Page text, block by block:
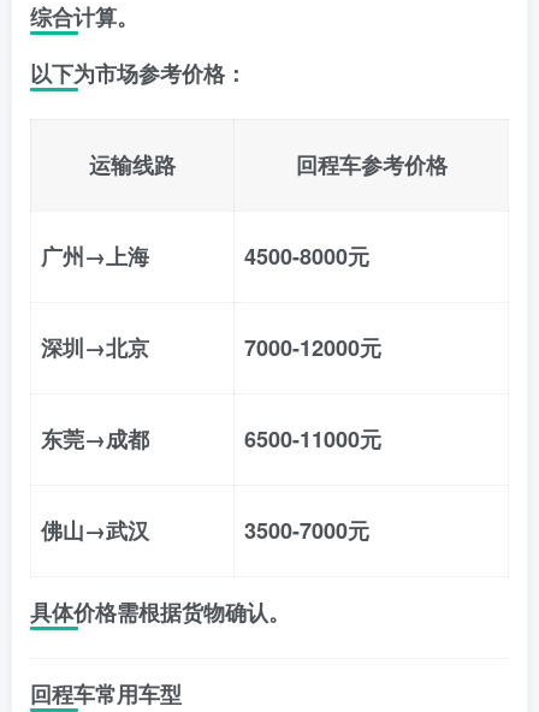
综合计算。
以下为市场参考价格：
运输线路 回程车参考价格
广州→上海 4500-8000元
深圳→北京 7000-12000元
东莞→成都 6500-11000元
佛山→武汉 3500-7000元
具体价格需根据货物确认。
回程车常用车型